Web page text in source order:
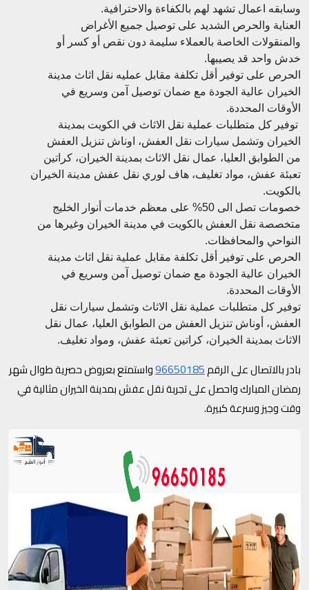
وسابقه اعمال تشهد لهم بالكفاءة والاحترافية.
العناية والحرص الشديد على توصيل جميع الأغراض
والمنقولات الخاصة بالعملاء سليمة دون نقص أو كسر أو
خدش واحد قد يصيبها.
الحرص على توفير أقل تكلفة مقابل عمليه نقل اثاث مدينة
الخيران عالية الجودة مع ضمان توصيل آمن وسريع في
الأوقات المحددة.
توفير كل متطلبات عملية نقل الاثاث في الكويت بمدينة
الخيران وتشمل سيارات نقل العفش، اوناش تنزيل العفش
من الطوابق العليا، عمال نقل الاثاث بمدينة الخيران، كراتين
تعبئة عفش، مواد تغليف، هاف لوري نقل عفش مدينة الخيران
بالكويت.
خصومات تصل الى 50% على معظم خدمات أنوار الخليج
متخصصة نقل العفش بالكويت في مدينة الخيران وغيرها من
النواحي والمحافظات.
الحرص على توفير أقل تكلفة مقابل عملية نقل اثاث مدينة
الخيران عالية الجودة مع ضمان توصيل آمن وسريع في
الأوقات المحددة.
توفير كل متطلبات عملية نقل الاثاث وتشمل سيارات نقل
العفش، أوناش تنزيل العفش من الطوابق العليا، عمال نقل
الاثاث بمدينة الخيران، كراتين تعبئة عفش، ومواد تغليف.
بادر بالاتصال على الرقم96650185واستمتع بعروض حصرية طوال شهر
رمضان المبارك واحصل على تجربة نقل عفش بمدينة الخيران مثالية في
وقت وجيز وسرعة كبيرة.